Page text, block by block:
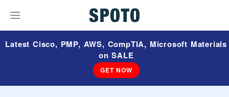
Latest Cisco, PMP, AWS, CompTIA, Microsoft Materials
on SALE
GET NOW